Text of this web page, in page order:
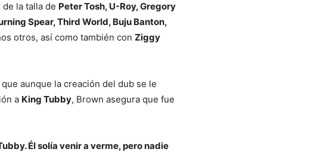
la talla de Peter Tosh, U-Roy, Gregory
Spear, Third World, Buju Banton,
otros, así como también con Ziggy
aunque la creación del dub se le
a King Tubby, Brown asegura que fue
Él solía venir a verme, pero nadie